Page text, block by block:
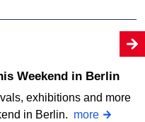
Weekend in Berlin
exhibitions and more
in Berlin. more